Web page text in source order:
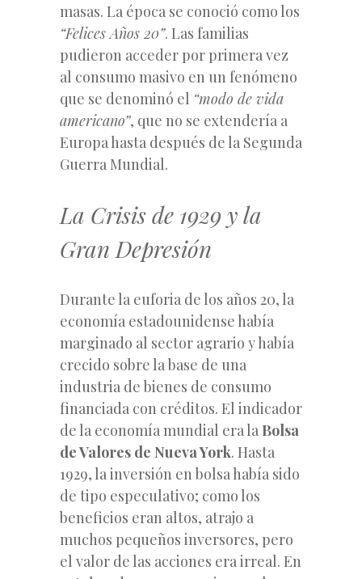
masas. La época se conoció como los
“Felices Años 20”. Las familias
pudieron acceder por primera vez
al consumo masivo en un fenómeno
que se denominó el “modo de vida
americano”, que no se extendería a
Europa hasta después de la Segunda
Guerra Mundial.
La Crisis de 1929 y la
Gran Depresión
Durante la euforia de los años 20, la
economía estadounidense había
marginado al sector agrario y había
crecido sobre la base de una
industria de bienes de consumo
financiada con créditos. El indicador
de la economía mundial era la Bolsa
de Valores de Nueva York. Hasta
1929, la inversión en bolsa había sido
de tipo especulativo; como los
beneficios eran altos, atrajo a
muchos pequeños inversores, pero
el valor de las acciones era irreal. En